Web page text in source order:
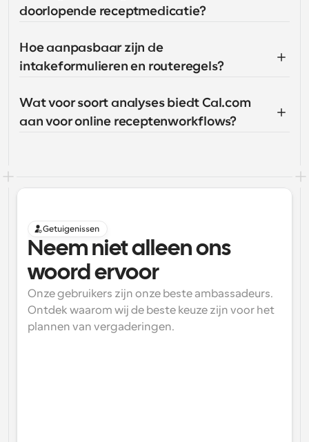
doorlopende receptmedicatie?
Hoe aanpasbaar zijn de
intakeformulieren en routeregels?
Wat voor soort analyses biedt Cal.com
aan voor online receptenworkflows?
Getuigenissen
Neem niet alleen ons
woord ervoor
Onze gebruikers zijn onze beste ambassadeurs.
Ontdek waarom wij de beste keuze zijn voor het
plannen van vergaderingen.